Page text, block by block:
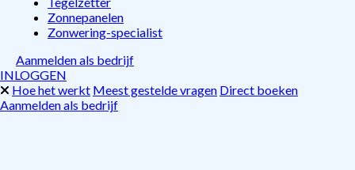
Zonnepanelen
Zonwering-specialist
Aanmelden als bedrijf
INLOGGEN
Hoe het werkt Meest gestelde vragen Direct boeken
Aanmelden als bedrijf